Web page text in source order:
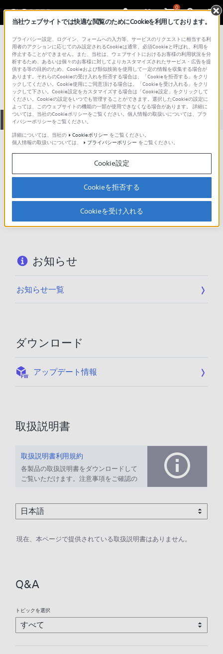
0
総合サポート・お問い合わせ VGN シリーズ
VGN-FJ90PS1
全て ダウンロード 取扱説明書 Q&A
製品に関する重要なお知らせ
お知らせ
製品に関する重要なお知らせ
重要なお知らせ一覧
お知らせ
お知らせ一覧
ダウンロード
アップデート情報
取扱説明書
取扱説明書利用規約
各製品の取扱説明書をダウンロードして
ご覧いただけます。注意事項をご確認の
現在、本ページで提供されている取扱説明書はありません。
Q&A
トピックを選択
当社ウェブサイトでは快適な閲覧のためにCookieを利用しております。
プライバシー設定、ログイン、フォームへの入力等、サービスのリクエストに相当する利
用者のアクションに応じてのみ設定されるCookieは通常、必須Cookieと呼ばれ、利用を
停止することができません。また、当社は、ウェブサイトにおけるお客様の利用状況を分
析するため、あるいは個々のお客様に対してよりカスタマイズされたサービス・広告を提
供する等の目的のため、Cookieおよび類似技術を使用して一定の情報を収集する場合が
あります。それらのCookieの受け入れを拒否する場合は、「Cookieを拒否する」をクリ
ックしてください。Cookie使用にご同意頂ける場合は、「Cookieを受け入れる」をクリ
ックして下さい。Cookie設定をカスタマイズする場合は「Cookie設定」をクリックして
ください。Cookieの設定をいつでも管理することができます。選択したCookieの設定に
よっては、このウェブサイトの機能の一部が使用できなくなる場合があります。 詳細に
ついては、当社のCookieポリシーをご覧ください。個人情報の取扱いについては、プラ
イバシーポリシーをご覧ください。
詳細については、当社の
Cookieポリシー をご覧ください。
個人情報の取扱いについては、
プライバシーポリシー をご覧ください。
Cookie設定
Cookieを拒否する
Cookieを受け入れる